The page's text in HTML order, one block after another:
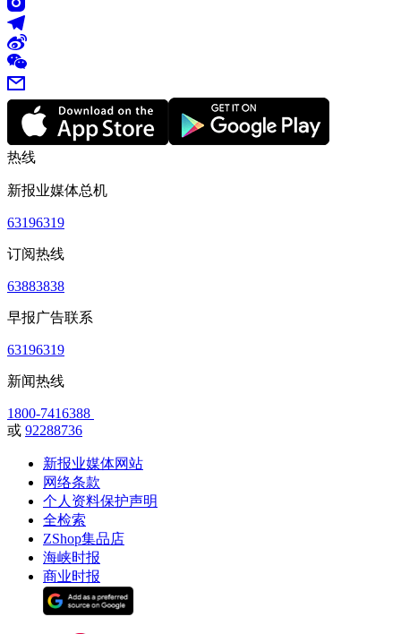
热线
新报业媒体总机
63196319
订阅热线
63883838
早报广告联系
63196319
新闻热线
1800-7416388
或 92288736
新报业媒体网站
网络条款
个人资料保护声明
全检索
ZShop集品店
海峡时报
商业时报